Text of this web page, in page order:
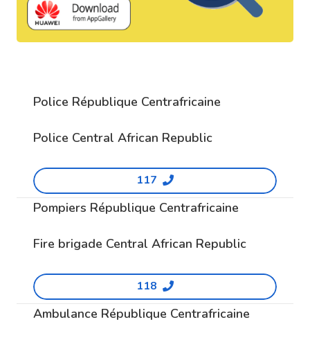
Police République Centrafricaine
Police Central African Republic
117
Pompiers République Centrafricaine
Fire brigade Central African Republic
118
Ambulance République Centrafricaine